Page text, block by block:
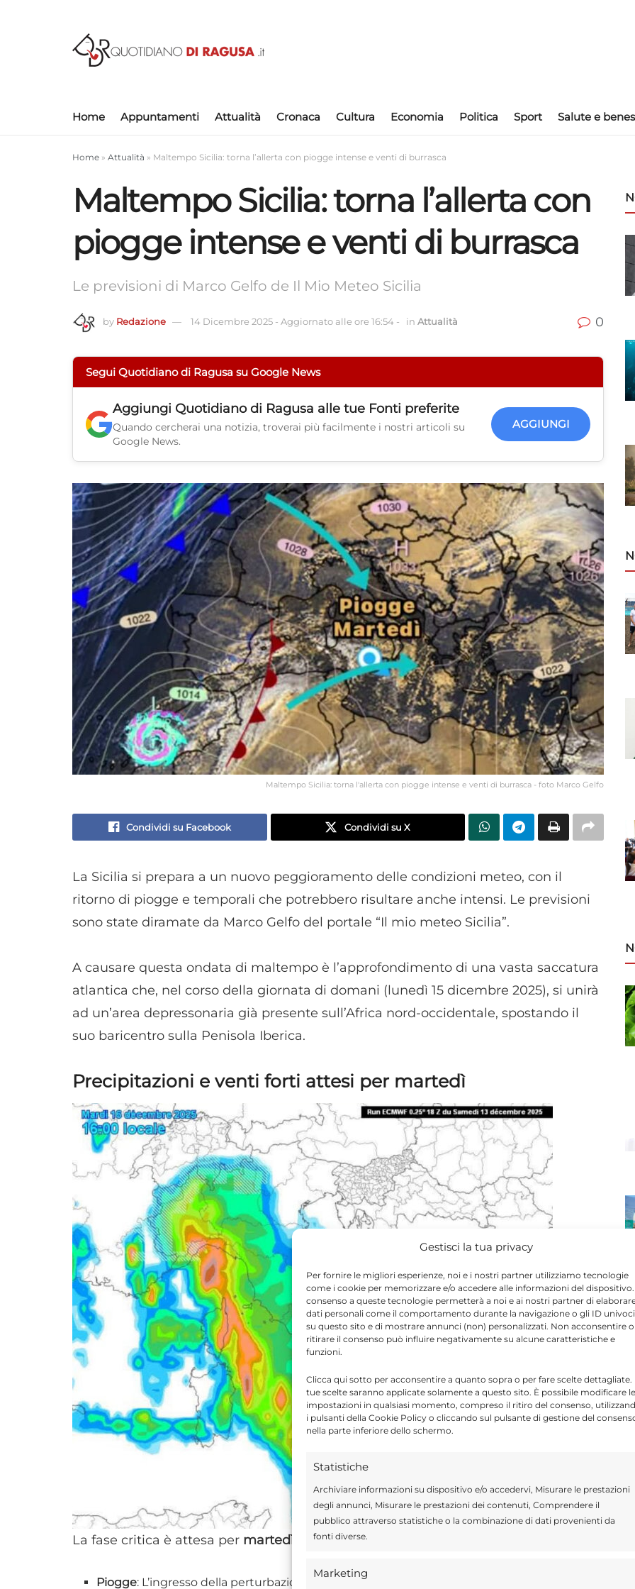
Gestisci la tua privacy
Per fornire le migliori esperienze, noi e i nostri partner utilizziamo tecnologie
come i cookie per memorizzare e/o accedere alle informazioni del
consenso a queste tecnologie permetterà a noi e ai nostri partner di
dati personali come il comportamento durante la navigazione o gli ID univoci
su questo sito e di mostrare annunci (non) personalizzati. Non acconsentire o
ritirare il consenso può influire negativamente su alcune caratteristiche e
funzioni.
Clicca qui sotto per acconsentire a quanto sopra o per fare scelte dettagliate.
tue scelte saranno applicate solamente a questo sito. È possibile modificare le
impostazioni in qualsiasi momento, compreso il ritiro del consenso,
i pulsanti della Cookie Policy o cliccando sul pulsante di gestione del
nella parte inferiore dello schermo.
Statistiche
Archiviare informazioni su dispositivo e/o accedervi, Misurare le prestazioni
degli annunci, Misurare le prestazioni dei contenuti, Comprendere il
pubblico attraverso statistiche o la combinazione di dati provenienti da
fonti diverse.
Marketing
Home Appuntamenti Attualità Cronaca Cultura Economia Politica Sport Salute e
Home » Attualità » Maltempo Sicilia: torna l’allerta con piogge intense e venti di burrasca
Maltempo Sicilia: torna l’allerta con
piogge intense e venti di burrasca
Le previsioni di Marco Gelfo de Il Mio Meteo Sicilia
by Redazione 14 Dicembre 2025 - Aggiornato alle ore 16:54 - in Attualità 0
Segui Quotidiano di Ragusa su Google News
Aggiungi Quotidiano di Ragusa alle tue Fonti preferite
Quando cercherai una notizia, troverai più facilmente i nostri articoli su
Google News.
AGGIUNGI
Maltempo Sicilia: torna l'allerta con piogge intense e venti di burrasca - foto Marco Gelfo
Condividi su Facebook Condividi su X
La Sicilia si prepara a un nuovo peggioramento delle condizioni meteo, con il
ritorno di piogge e temporali che potrebbero risultare anche intensi. Le previsioni
sono state diramate da Marco Gelfo del portale “Il mio meteo Sicilia”.
A causare questa ondata di maltempo è l’approfondimento di una vasta saccatura
atlantica che, nel corso della giornata di domani (lunedì 15 dicembre 2025), si unirà
ad un’area depressonaria già presente sull’Africa nord-occidentale, spostando il
suo baricentro sulla Penisola Iberica.
Precipitazioni e venti forti attesi per martedì
La fase critica è attesa per martedì 16 dicembre
Piogge: L’ingresso della perturbazione darà luogo a precipitazioni diffuse su tutta l’Isola,